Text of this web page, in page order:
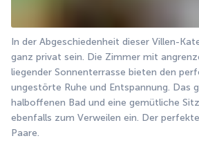
In der Abgeschiedenheit dieser Villen-
ganz privat sein. Die Zimmer mit
liegender Sonnenterrasse bieten den
ungestörte Ruhe und Entspannung. Das
halboffenen Bad und eine gemütliche
ebenfalls zum Verweilen ein. Der
Paare.